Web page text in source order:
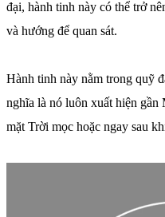
đại, hành tinh này có thể trở
và hướng để quan sát.
Hành tinh này nằm trong quỹ
nghĩa là nó luôn xuất hiện
mặt Trời mọc hoặc ngay sau